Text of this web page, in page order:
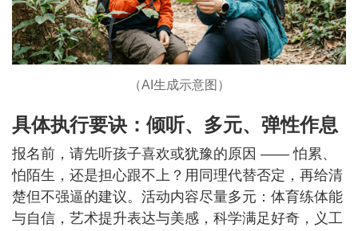
（AI生成示意图）
具体执行要诀：倾听、多元、弹性作息
报名前，请先听孩子喜欢或犹豫的原因 —— 怕累、
怕陌生，还是担心跟不上？用同理代替否定，再给清
楚但不强逼的建议。活动内容尽量多元：体育练体能
与自信，艺术提升表达与美感，科学满足好奇，义工